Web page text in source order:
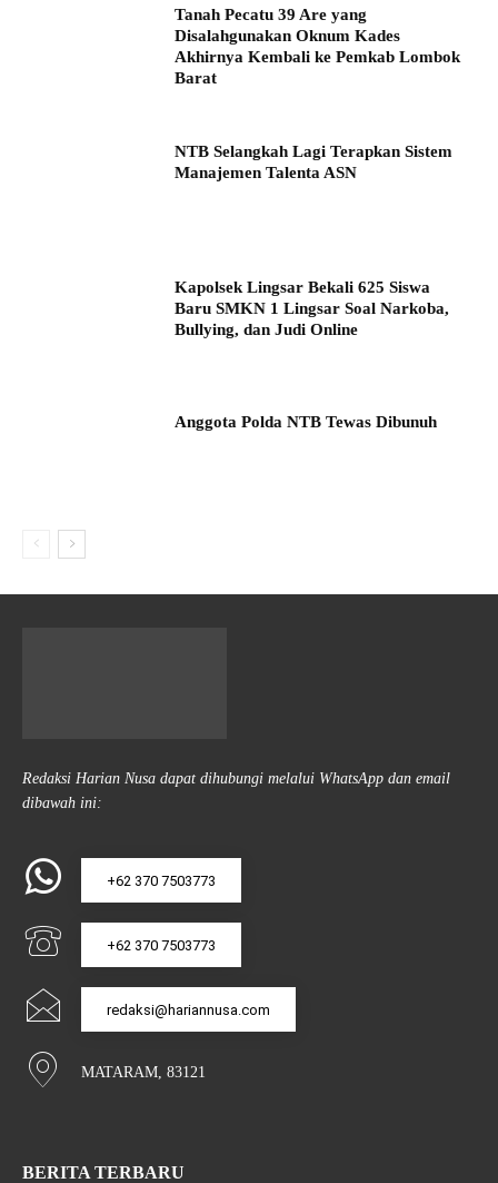
Tanah Pecatu 39 Are yang
Disalahgunakan Oknum Kades
Akhirnya Kembali ke Pemkab Lombok
Barat
NTB Selangkah Lagi Terapkan Sistem
Manajemen Talenta ASN
Kapolsek Lingsar Bekali 625 Siswa
Baru SMKN 1 Lingsar Soal Narkoba,
Bullying, dan Judi Online
Anggota Polda NTB Tewas Dibunuh
Redaksi Harian Nusa dapat dihubungi melalui WhatsApp dan email
dibawah ini:
+62 370 7503773
+62 370 7503773
redaksi@hariannusa.com
MATARAM, 83121
BERITA TERBARU